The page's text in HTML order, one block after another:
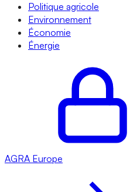
Politique agricole
Environnement
Économie
Énergie
AGRA Europe